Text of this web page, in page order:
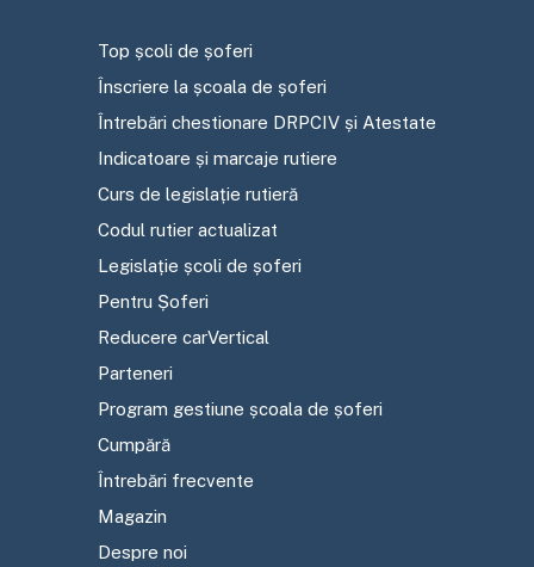
Top școli de șoferi
Înscriere la școala de șoferi
Întrebări chestionare DRPCIV și Atestate
Indicatoare și marcaje rutiere
Curs de legislație rutieră
Codul rutier actualizat
Legislație școli de șoferi
Pentru Șoferi
Reducere carVertical
Parteneri
Program gestiune școala de șoferi
Cumpără
Întrebări frecvente
Magazin
Despre noi